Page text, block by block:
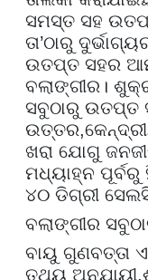
ସମସ୍ତ ସହ
ତା’ଠାରୁ
ଉତପ୍ତ ସହର ଆମ
ବଲାଙ୍ଗୀର।
ସବୁଠାରୁ ଉତପ୍ତ
ଉତ୍ତର,
ଖରା ଯୋଗୁ
ମଧ୍ୟାହ୍ନ ପୂର୍ବରୁ
୪୦ ଡିଗ୍ରୀ
ବଲାଙ୍ଗୀର
ବାୟୁ ଗୁଣବତ୍ତା
ତଥ୍ୟ ଅନୁଯାୟୀ,